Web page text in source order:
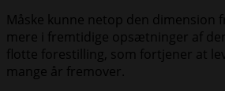
Måske kunne netop den dimension
mere i fremtidige opsætninger af
flotte forestilling, som fortjener at
mange år fremover.